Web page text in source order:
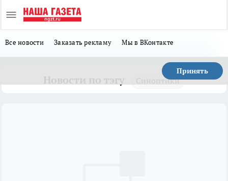
Все новости Заказать рекламу Мы в ВКонтакте
Принять
Синоптики